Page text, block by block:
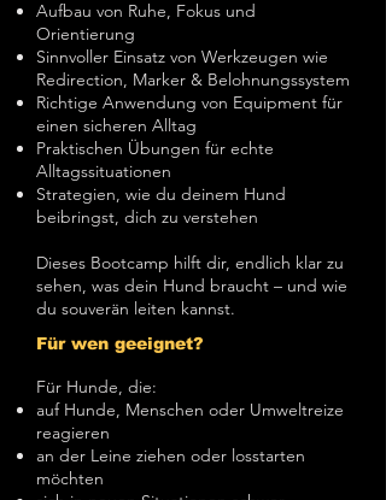
Aufbau von Ruhe, Fokus und
Orientierung
Sinnvoller Einsatz von Werkzeugen wie
Redirection, Marker & Belohnungssystem
Richtige Anwendung von Equipment für
einen sicheren Alltag
Praktischen Übungen für echte
Alltagssituationen
Strategien, wie du deinem Hund
beibringst, dich zu verstehen
Dieses Bootcamp hilft dir, endlich klar zu
sehen, was dein Hund braucht – und wie
du souverän leiten kannst.
Für wen geeignet?
Für Hunde, die:
auf Hunde, Menschen oder Umweltreize
reagieren
an der Leine ziehen oder losstarten
möchten